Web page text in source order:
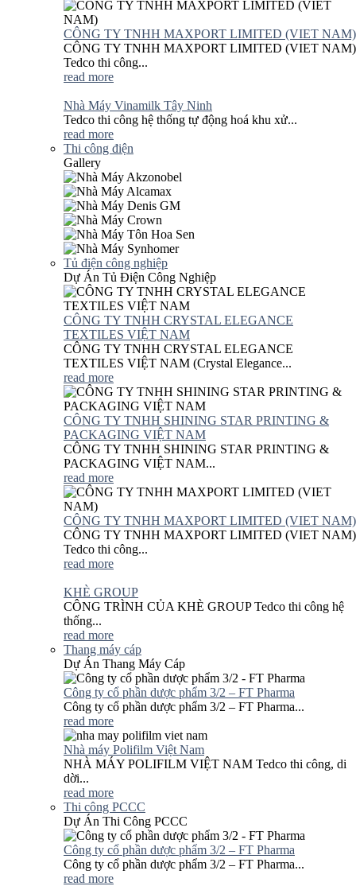
CÔNG TY TNHH MAXPORT LIMITED (VIET NAM)
CÔNG TY TNHH MAXPORT LIMITED (VIET NAM)
Tedco thi công...
read more
Nhà Máy Vinamilk Tây Ninh
Tedco thi công hệ thống tự động hoá khu xử...
read more
Thi công điện
Gallery
Tủ điện công nghiệp
Dự Án Tủ Điện Công Nghiệp
CÔNG TY TNHH CRYSTAL ELEGANCE
TEXTILES VIỆT NAM
CÔNG TY TNHH CRYSTAL ELEGANCE
TEXTILES VIỆT NAM (Crystal Elegance...
read more
CÔNG TY TNHH SHINING STAR PRINTING &
PACKAGING VIỆT NAM
CÔNG TY TNHH SHINING STAR PRINTING &
PACKAGING VIỆT NAM...
read more
CÔNG TY TNHH MAXPORT LIMITED (VIET NAM)
CÔNG TY TNHH MAXPORT LIMITED (VIET NAM)
Tedco thi công...
read more
KHÈ GROUP
CÔNG TRÌNH CỦA KHÈ GROUP Tedco thi công hệ
thống...
read more
Thang máy cáp
Dự Án Thang Máy Cáp
Công ty cổ phần dược phẩm 3/2 – FT Pharma
Công ty cổ phần dược phẩm 3/2 – FT Pharma...
read more
Nhà máy Polifilm Việt Nam
NHÀ MÁY POLIFILM VIỆT NAM Tedco thi công, di
dời...
read more
Thi công PCCC
Dự Án Thi Công PCCC
Công ty cổ phần dược phẩm 3/2 – FT Pharma
Công ty cổ phần dược phẩm 3/2 – FT Pharma...
read more